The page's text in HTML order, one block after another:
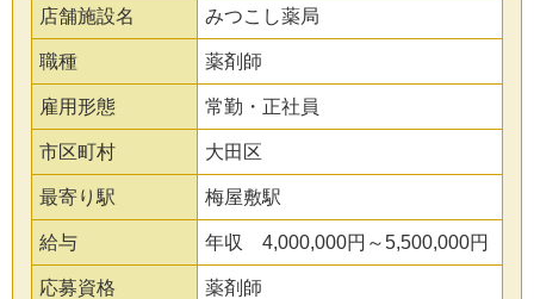
店舗施設名 みつこし薬局
職種 薬剤師
雇用形態 常勤・正社員
市区町村 大田区
最寄り駅 梅屋敷駅
給与 年収 4,000,000円～5,500,000円
応募資格 薬剤師